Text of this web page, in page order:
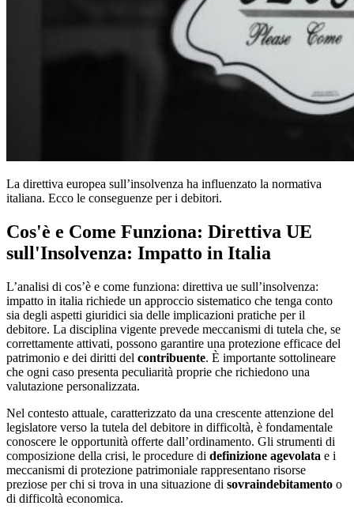
La direttiva europea sull’insolvenza ha influenzato la normativa
italiana. Ecco le conseguenze per i debitori.
Cos'è e Come Funziona: Direttiva UE
sull'Insolvenza: Impatto in Italia
L’analisi di cos’è e come funziona: direttiva ue sull’insolvenza:
impatto in italia richiede un approccio sistematico che tenga conto
sia degli aspetti giuridici sia delle implicazioni pratiche per il
debitore. La disciplina vigente prevede meccanismi di tutela che, se
correttamente attivati, possono garantire una protezione efficace del
patrimonio e dei diritti del contribuente. È importante sottolineare
che ogni caso presenta peculiarità proprie che richiedono una
valutazione personalizzata.
Nel contesto attuale, caratterizzato da una crescente attenzione del
legislatore verso la tutela del debitore in difficoltà, è fondamentale
conoscere le opportunità offerte dall’ordinamento. Gli strumenti di
composizione della crisi, le procedure di definizione agevolata e i
meccanismi di protezione patrimoniale rappresentano risorse
preziose per chi si trova in una situazione di sovraindebitamento o
di difficoltà economica.